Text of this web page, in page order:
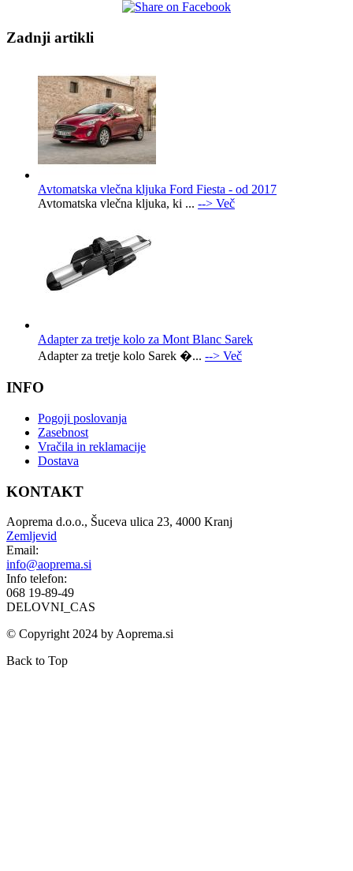
Zadnji artikli
Avtomatska vlečna kljuka Ford Fiesta - od 2017
Avtomatska vlečna kljuka, ki ... --> Več
Adapter za tretje kolo za Mont Blanc Sarek
Adapter za tretje kolo Sarek �... --> Več
INFO
Pogoji poslovanja
Zasebnost
Vračila in reklamacije
Dostava
KONTAKT
Aoprema d.o.o., Šuceva ulica 23, 4000 Kranj
Zemljevid
Email:
info@aoprema.si
Info telefon:
068 19-89-49
DELOVNI_CAS
© Copyright 2024 by Aoprema.si
Back to Top